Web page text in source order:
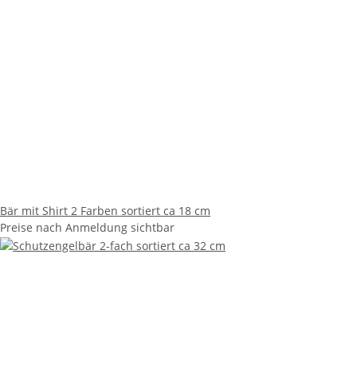
Bär mit Shirt 2 Farben sortiert ca 18 cm
Preise nach Anmeldung sichtbar